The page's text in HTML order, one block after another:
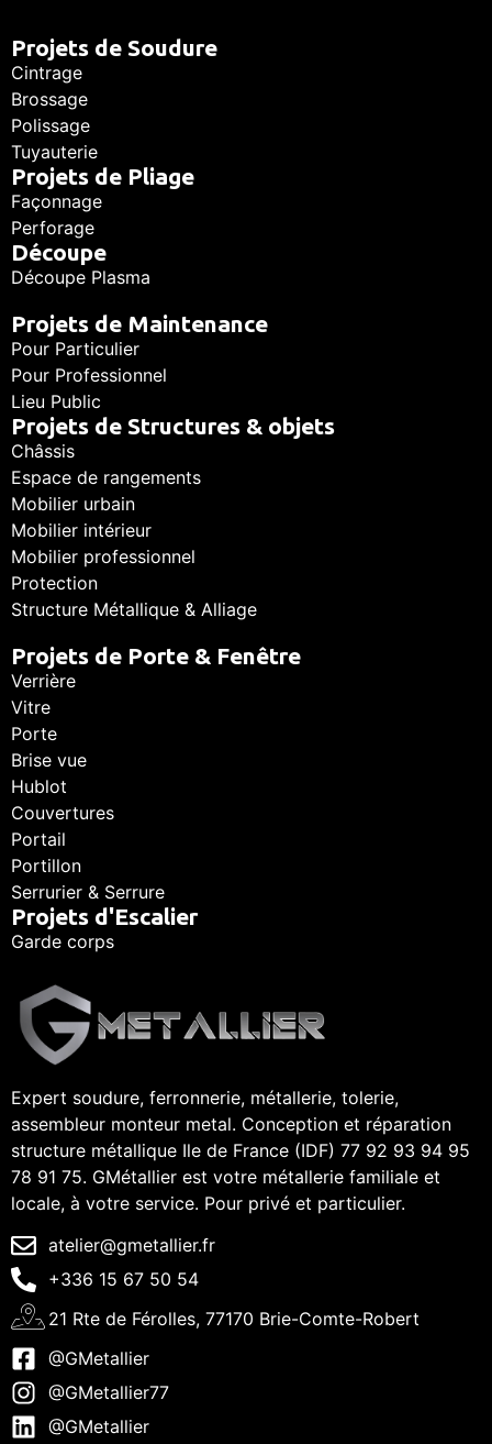
Expert soudure, ferronnerie, métallerie, tolerie,
assembleur monteur metal. Conception et réparation
structure métallique Ile de France (IDF) 77 92 93 94 95
78 91 75. GMétallier est votre métallerie familiale et
locale, à votre service. Pour privé et particulier.
atelier@gmetallier.fr
+336 15 67 50 54
21 Rte de Férolles, 77170 Brie-Comte-Robert
@GMetallier
@GMetallier77
@GMetallier
Projets de Soudure
Cintrage
Brossage
Polissage
Tuyauterie
Projets de Pliage
Façonnage
Perforage
Découpe
Découpe Plasma
Projets de Maintenance
Pour Particulier
Pour Professionnel
Lieu Public
Projets de Structures & objets
Châssis
Espace de rangements
Mobilier urbain
Mobilier intérieur
Mobilier professionnel
Protection
Structure Métallique & Alliage
Projets de Porte & Fenêtre
Verrière
Vitre
Porte
Brise vue
Hublot
Couvertures
Portail
Portillon
Serrurier & Serrure
Projets d'Escalier
Garde corps